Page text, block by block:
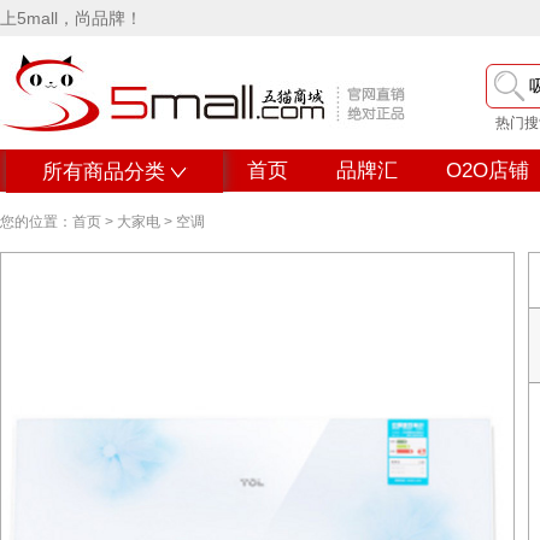
上5mall，尚品牌！
热门
所有商品分类 首页 品牌汇 O2O店铺
您的位置： 首页 > 大家电 > 空调